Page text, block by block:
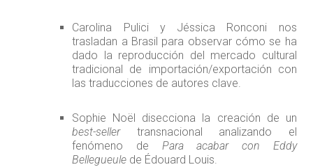
Carolina Pulici y Jéssica Ronconi nos
trasladan a Brasil para observar cómo se ha
dado la reproducción del mercado cultural
tradicional de importación/exportación con
las traducciones de autores clave.
Sophie Noël disecciona la creación de un
best-sellertransnacional analizando el
fenómeno de Para acabar con Eddy
Bellegueule de Édouard Louis.